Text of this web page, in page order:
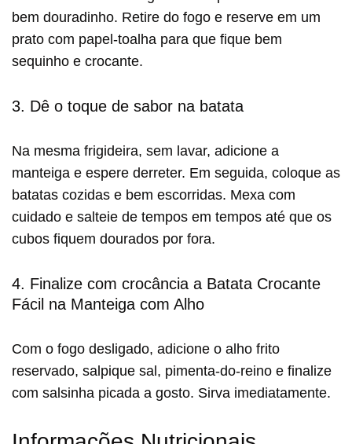
bem douradinho. Retire do fogo e reserve em um
prato com papel-toalha para que fique bem
sequinho e crocante.
3. Dê o toque de sabor na batata
Na mesma frigideira, sem lavar, adicione a
manteiga e espere derreter. Em seguida, coloque as
batatas cozidas e bem escorridas. Mexa com
cuidado e salteie de tempos em tempos até que os
cubos fiquem dourados por fora.
4. Finalize com crocância a Batata Crocante
Fácil na Manteiga com Alho
Com o fogo desligado, adicione o alho frito
reservado, salpique sal, pimenta-do-reino e finalize
com salsinha picada a gosto. Sirva imediatamente.